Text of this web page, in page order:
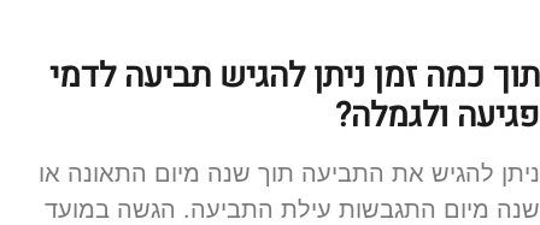
תוך כמה זמן ניתן להגיש תביעה לדמי
פגיעה ולגמלה?
ניתן להגיש את התביעה תוך שנה מיום התאונה או
שנה מיום התגבשות עילת התביעה. הגשה במועד